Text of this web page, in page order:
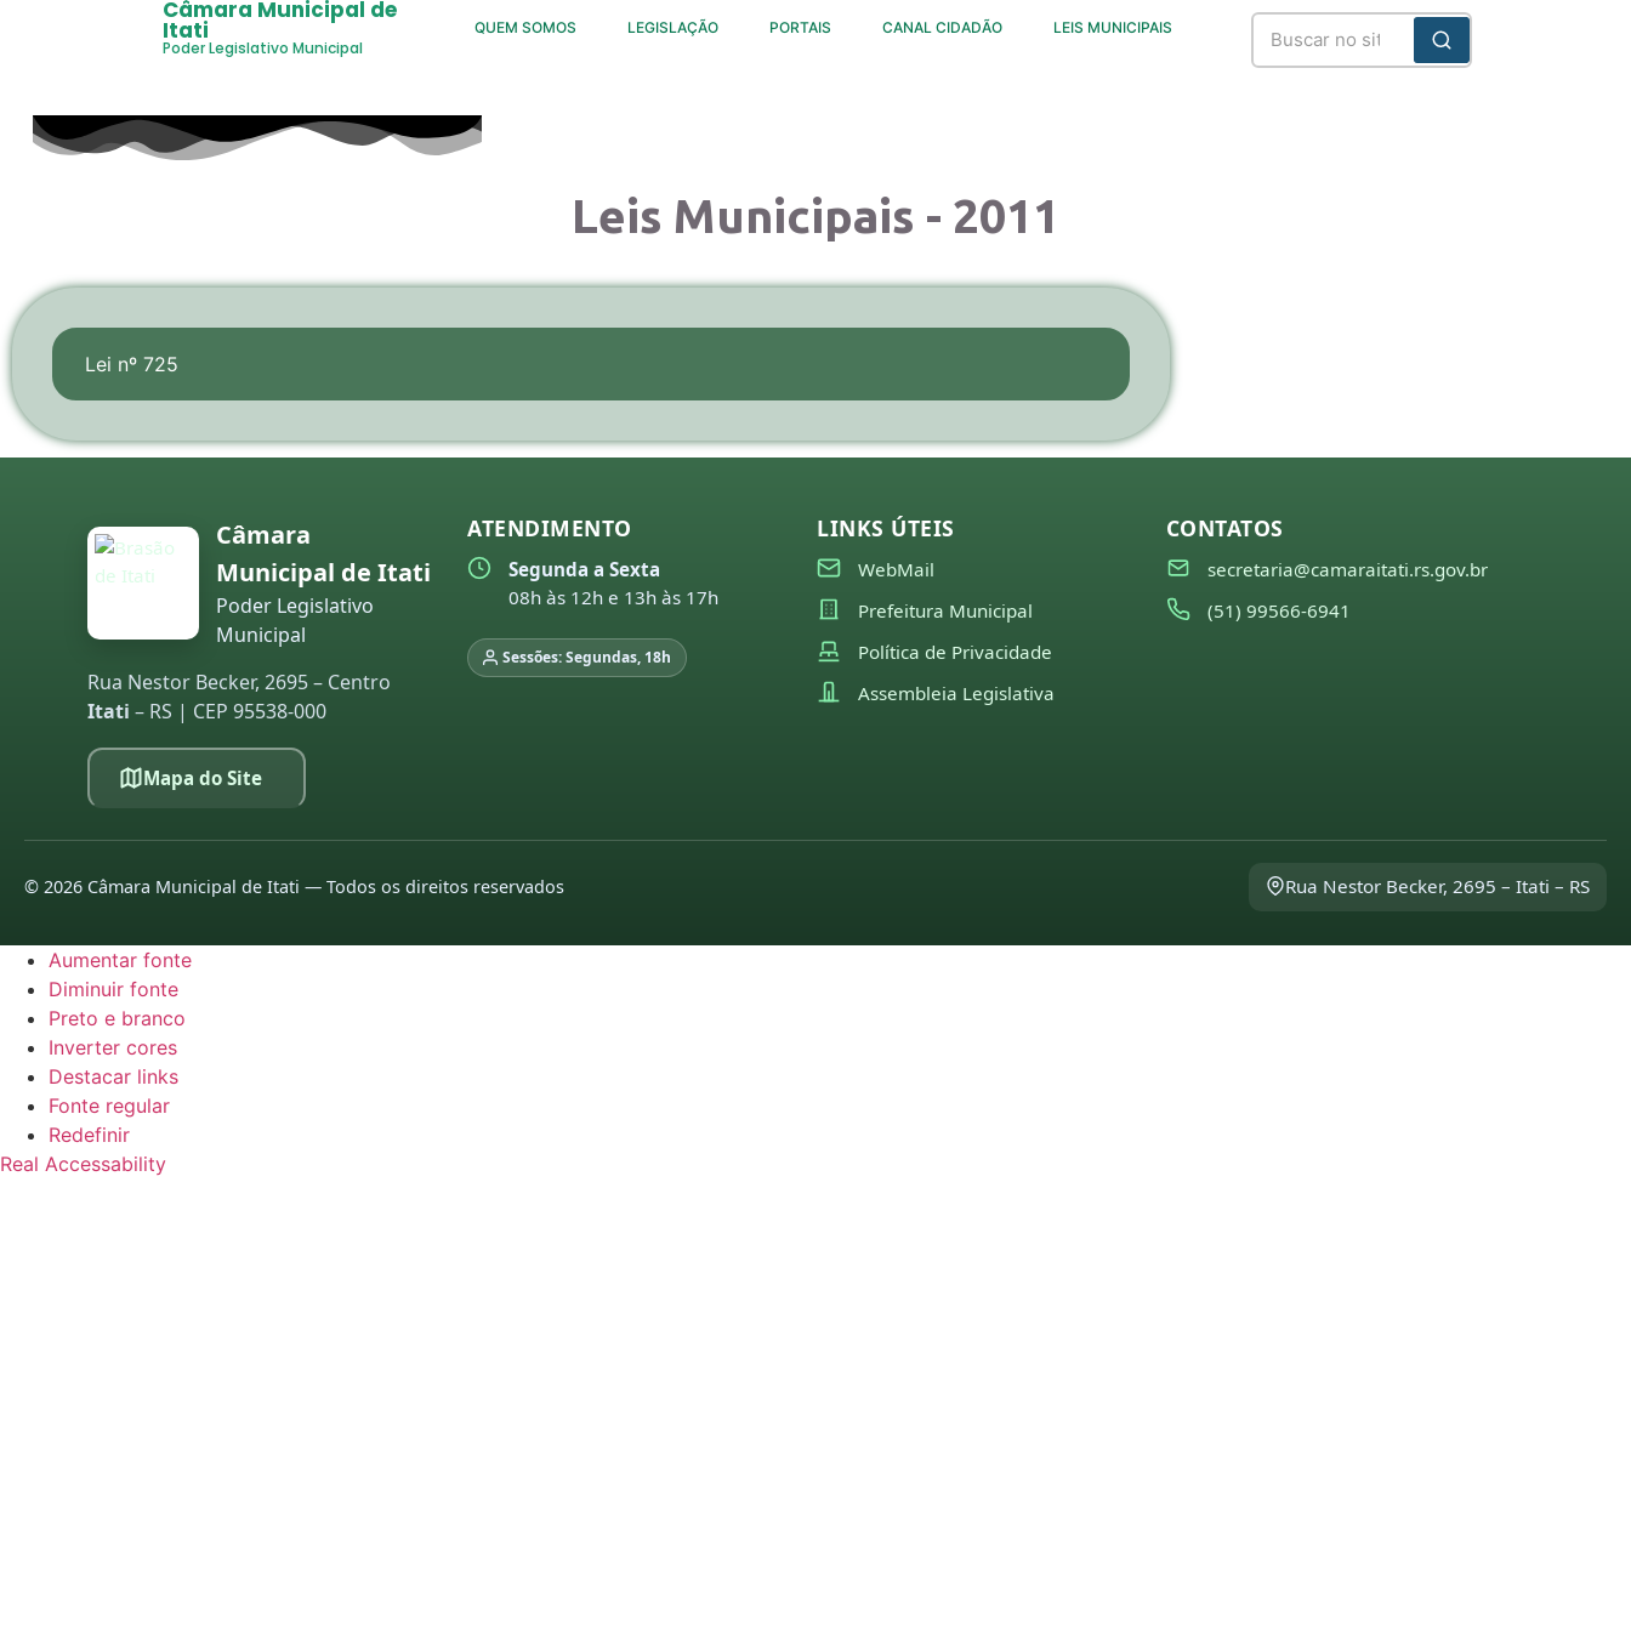
Câmara Municipal de
Itati
Poder Legislativo Municipal
QUEM SOMOS LEGISLAÇÃO PORTAIS CANAL CIDADÃO LEIS MUNICIPAIS
Leis Municipais - 2011
Lei nº 725
Câmara
Municipal de Itati
Poder Legislativo
Municipal
Rua Nestor Becker, 2695 – Centro
Itati – RS | CEP 95538-000
Mapa do Site
ATENDIMENTO
Segunda a Sexta
08h às 12h e 13h às 17h
Sessões: Segundas, 18h
LINKS ÚTEIS
WebMail
Prefeitura Municipal
Política de Privacidade
Assembleia Legislativa
CONTATOS
secretaria@camaraitati.rs.gov.br
(51) 99566-6941
© 2026 Câmara Municipal de Itati — Todos os direitos reservados Rua Nestor Becker, 2695 – Itati – RS
Aumentar fonte
Diminuir fonte
Preto e branco
Inverter cores
Destacar links
Fonte regular
Redefinir
Real Accessability